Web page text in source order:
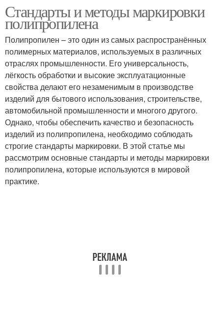
маркировка
Стандарты и методы маркировки
полипропилена
Полипропилен – это один из самых распространённых
полимерных материалов, используемых в различных
отраслях промышленности. Его универсальность,
лёгкость обработки и высокие эксплуатационные
свойства делают его незаменимым в производстве
изделий для бытового использования, строительстве,
автомобильной промышленности и многого другого.
Однако, чтобы обеспечить качество и безопасность
изделий из полипропилена, необходимо соблюдать
строгие стандарты маркировки. В этой статье мы
рассмотрим основные стандарты и методы маркировки
полипропилена, которые используются в мировой
практике.